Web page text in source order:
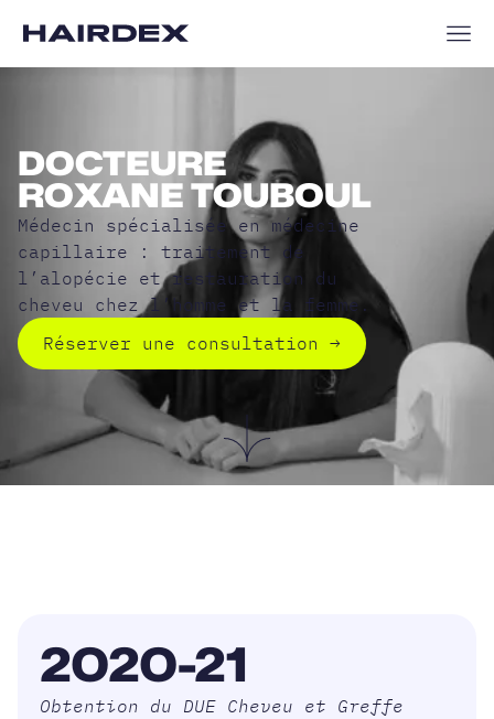
DOCTEURE
ROXANE TOUBOUL
Médecin spécialisée en médecine
capillaire : traitement de
l’alopécie et restauration du
cheveu chez l’homme et la femme.
Réserver une consultation →
2020-21
Obtention du DUE Cheveu et Greffe